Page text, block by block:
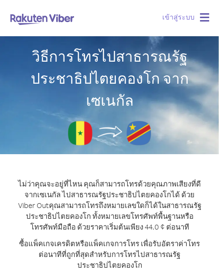
เข้าสู่ระบบ
วิธีการโทรไปสาธารณรัฐ
ประชาธิปไตยคองโก จาก
เซเนกัล
ไม่ว่าคุณจะอยู่ที่ไหน คุณก็สามารถโทรด้วยคุณภาพเสียงที่ดี
จากเซเนกัล ไปสาธารณรัฐประชาธิปไตยคองโกได้ ด้วย
Viber Outคุณสามารถโทรถึงหมายเลขใดก็ได้ในสาธารณรัฐ
ประชาธิปไตยคองโก ทั้งหมายเลขโทรศัพท์พื้นฐานหรือ
โทรศัพท์มือถือ ด้วยราคาเริ่มต้นเพียง 44.0 ¢ ต่อนาที
ซื้อแพ็คเกจเครดิตหรือแพ็คเกจการโทร เพื่อรับอัตราค่าโทร
ต่อนาทีที่ถูกที่สุดสำหรับการโทรไปสาธารณรัฐ
ประชาธิปไตยคองโก